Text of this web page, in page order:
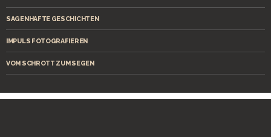
SAGENHAFTE GESCHICHTEN
IMPULS FOTOGRAFIEREN
VOM SCHROTT ZUM SEGEN